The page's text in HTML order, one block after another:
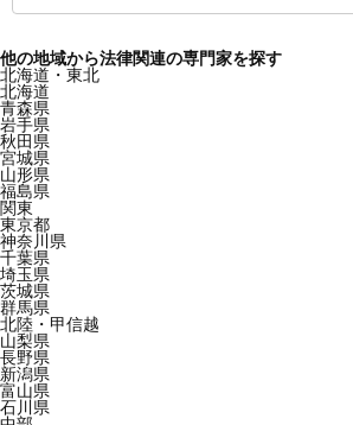
他の地域から法律関連の専門家を探す
北海道・東北
北海道
青森県
岩手県
秋田県
宮城県
山形県
福島県
関東
東京都
神奈川県
千葉県
埼玉県
茨城県
群馬県
北陸・甲信越
山梨県
長野県
新潟県
富山県
石川県